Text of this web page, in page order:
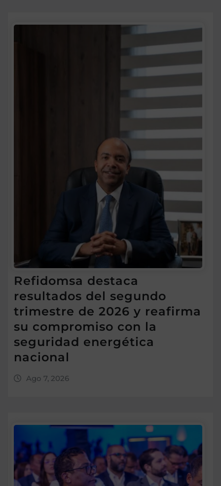
Refidomsa destaca
resultados del segundo
trimestre de 2026 y reafirma
su compromiso con la
seguridad energética
nacional
Ago 7, 2026